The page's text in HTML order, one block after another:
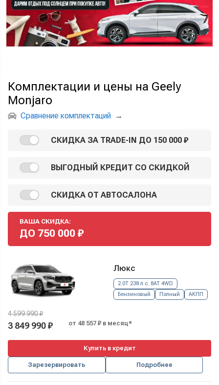
Комплектации и цены на Geely
Monjaro
Сравнение комплектаций →
СКИДКА ЗА TRADE-IN ДО 150 000 ₽
ВЫГОДНЫЙ КРЕДИТ СО СКИДКОЙ
СКИДКА ОТ АВТОСАЛОНА
ВАША СКИДКА:
ДО 750 000 ₽
Люкс
2.0T 238 л.с. 8AT 4WD
Бензиновый
Полный АКПП
4 599 990 ₽
3 849 990 ₽ от 48 557 ₽ в месяц*
Купить в кредит
Зарезервировать Подробнее